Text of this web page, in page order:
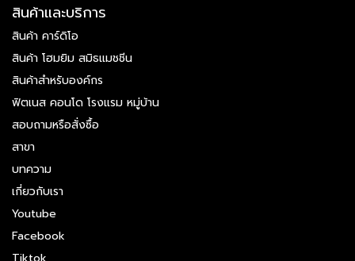
สินค้าและบริการ
สินค้า คาร์ดิโอ
สินค้า โฮมยิม สมิธแมชชีน
สินค้าสำหรับองค์กร
ฟิตเนส คอนโด โรงแรม หมู่บ้าน
สอบถามหรือสั่งซื้อ
สาขา
บทความ
เกี่ยวกับเรา
Youtube
Facebook